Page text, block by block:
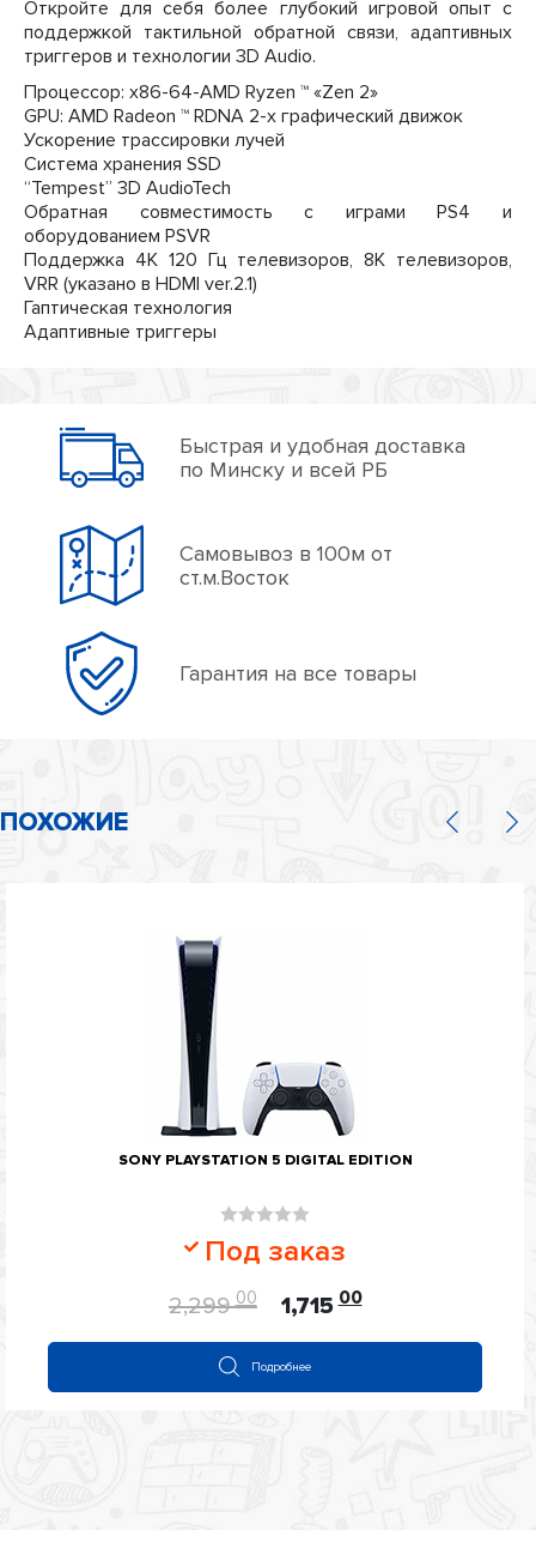
Откройте для себя более глубокий игровой опыт с
поддержкой тактильной обратной связи, адаптивных
триггеров и технологии 3D Audio.
Процессор: x86-64-AMD Ryzen ™ «Zen 2»
GPU: AMD Radeon ™ RDNA 2-х графический движок
Ускорение трассировки лучей
Система хранения SSD
“Tempest” 3D AudioTech
Обратная совместимость с играми PS4 и
оборудованием PSVR
Поддержка 4K 120 Гц телевизоров, 8K телевизоров,
VRR (указано в HDMI ver.2.1)
Гаптическая технология
Адаптивные триггеры
Быстрая и удобная доставка
по Минску и всей РБ
Самовывоз в 100м от
ст.м.Восток
Гарантия на все товары
ПОХОЖИЕ
SONY PLAYSTATION 5 DIGITAL EDITION
Оценка
0
из
5
Под заказ
2,299 00 1,715 00
Подробнее